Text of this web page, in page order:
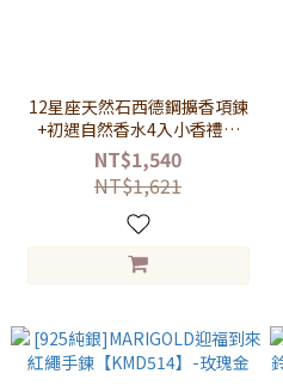
12星座天然石西德鋼擴香項鍊
+初遇自然香水4入小香禮盒
【MMS281-PER021G-1】-項
鍊+初遇香水(2ml*4)
NT$1,540
NT$1,621